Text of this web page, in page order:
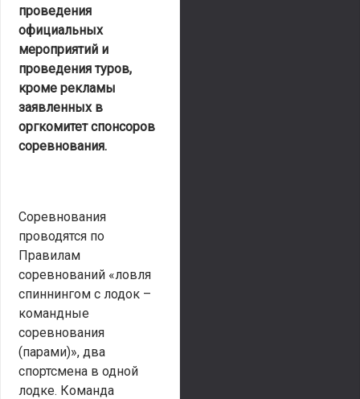
проведения
официальных
мероприятий и
проведения туров,
кроме рекламы
заявленных в
оргкомитет спонсоров
соревнования.
Соревнования
проводятся по
Правилам
соревнований «ловля
спиннингом с лодок –
командные
соревнования
(парами)», два
спортсмена в одной
лодке. Команда